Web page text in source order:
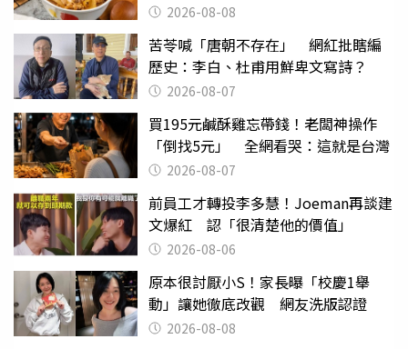
2026-08-08
苦苓喊「唐朝不存在」 網紅批瞎編
歷史：李白、杜甫用鮮卑文寫詩？
2026-08-07
買195元鹹酥雞忘帶錢！老闆神操作
「倒找5元」 全網看哭：這就是台灣
2026-08-07
前員工才轉投李多慧！Joeman再談建
文爆紅 認「很清楚他的價值」
2026-08-06
原本很討厭小S！家長曝「校慶1舉
動」讓她徹底改觀 網友洗版認證
2026-08-08